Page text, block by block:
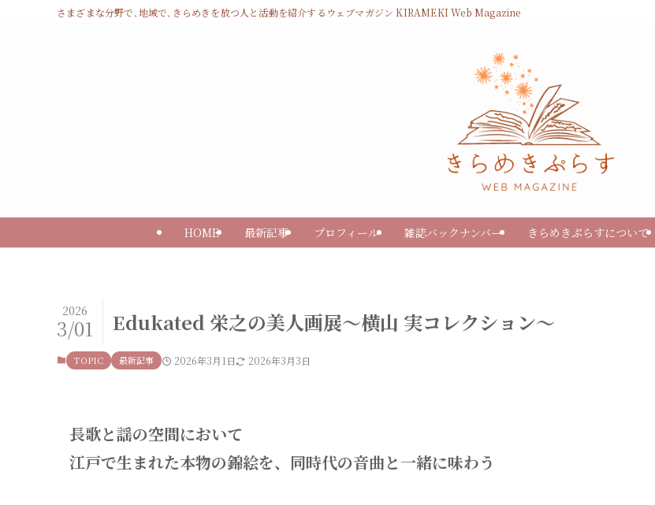
さまざまな分野で､地域で､きらめきを放つ人と活動を紹介するウェブマガジン KIRAMEKI Web Magazine
HOME 最新記事 プロフィール 雑誌バックナンバー きらめきぷらすについて
Edukated 栄之の美人画展〜横山 実コレクション〜
2026
3/01
TOPIC 最新記事 2026年3月1日 2026年3月3日
長歌と謡の空間において
江戸で生まれた本物の錦絵を、同時代の音曲と一緒に味わう